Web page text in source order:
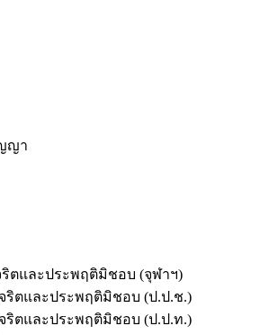
ญา
ริตและประพฤติมิชอบ (จุฬาฯ)
ริตและประพฤติมิชอบ (ป.ป.ช.)
ริตและประพฤติมิชอบ (ป.ป.ท.)